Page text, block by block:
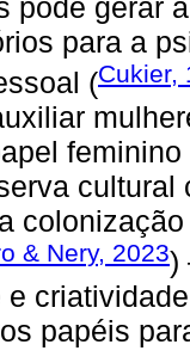
pode gerar
para a
(Cukier,
& Nery, 2023)
papéis